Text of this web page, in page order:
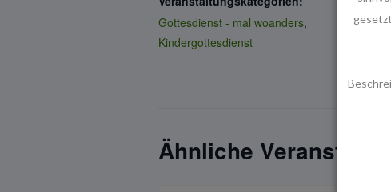
Gottesdienst - mal woanders,
Kindergottesdienst
0511 /
Ähnliche